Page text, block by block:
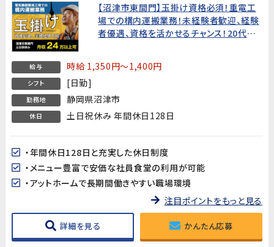
【沼津市東間門】玉掛け資格必須！重電工
場での構内運搬業務！未経験者歓迎、経験
者優遇、資格を活かせるチャンス！20代～
給与 時給 1,350円～1,400円
シフト [日勤]
勤務地 静岡県沼津市
休日 土日祝休み 年間休日128日
・年間休日128日と充実した休日制度
・メニュー豊富で安価な社員食堂の利用が可能
・アットホームで長期間働きやすい職場環境
注目ポイントをもっと見る
詳細を見る かんたん応募